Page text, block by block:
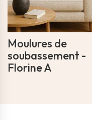
Moulures de
soubassement -
Florine A